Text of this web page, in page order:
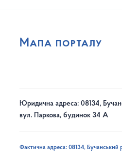
Мапа порталу
Юридична адреса: 08134,
вул. Паркова, будинок 34 А
Фактична адреса: 08134, Бучанський